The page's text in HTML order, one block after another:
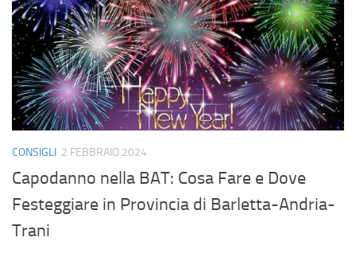
CONSIGLI 2 FEBBRAIO 2024
Capodanno nella BAT: Cosa Fare e Dove
Festeggiare in Provincia di Barletta-Andria-
Trani